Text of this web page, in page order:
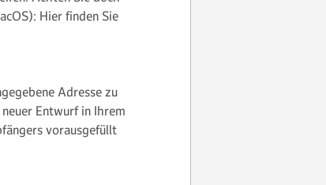
Hier finden Sie
Adresse zu
Entwurf in Ihrem
vorausgefüllt